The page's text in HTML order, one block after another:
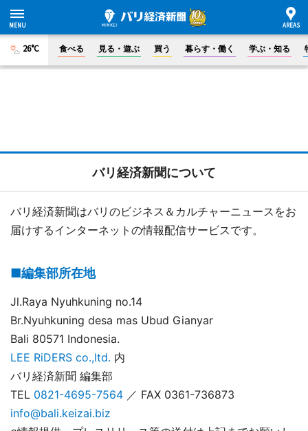
26°C 食べる 見る・遊ぶ 買う 暮らす・働く 学ぶ・知る
バリ経済新聞について
バリ経済新聞はバリのビジネス＆カルチャーニュースをお
届けするインターネットの情報配信サービスです。
■編集部所在地
Jl.Raya Nyuhkuning no.14
Br.Nyuhkuning desa mas Ubud Gianyar
Bali 80571 Indonesia.
LEE RiDERS co.,ltd. 内
バリ経済新聞 編集部
TEL 0821-4695-7564 ／ FAX 0361-736873
info@bali.keizai.biz